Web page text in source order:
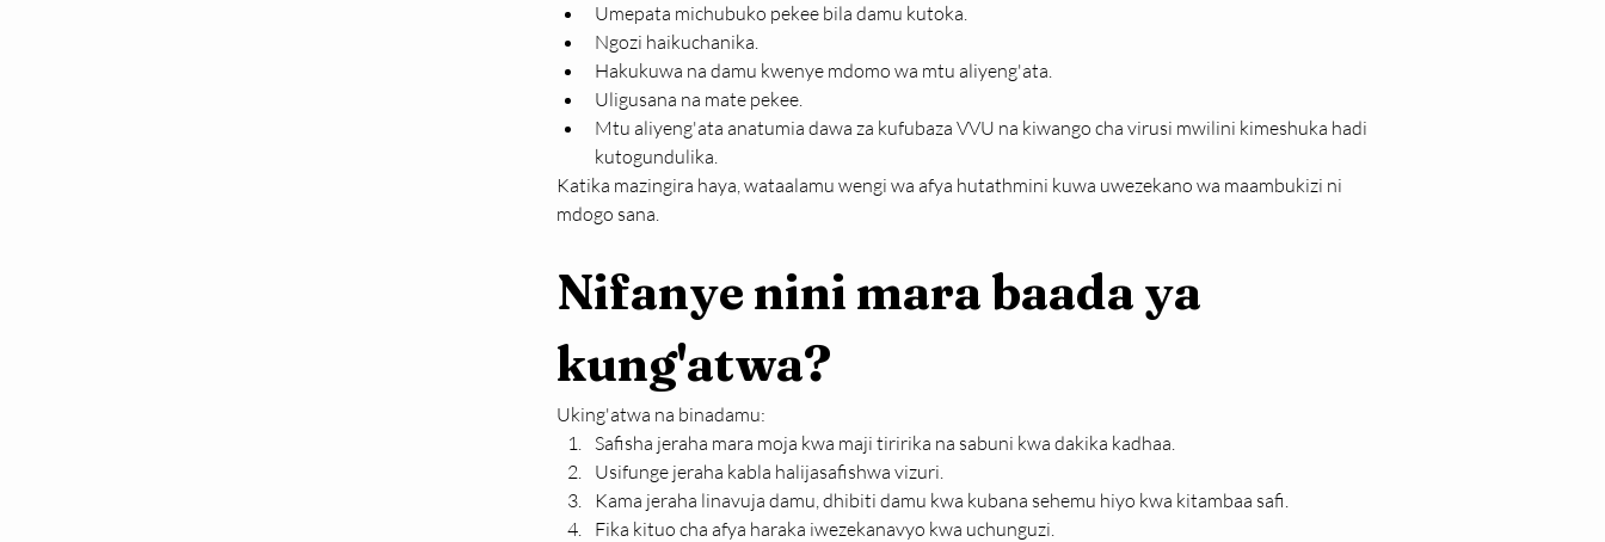
Umepata michubuko pekee bila damu kutoka.
Ngozi haikuchanika.
Hakukuwa na damu kwenye mdomo wa mtu aliyeng'ata.
Uligusana na mate pekee.
Mtu aliyeng'ata anatumia dawa za kufubaza VVU na kiwango cha virusi mwilini kimeshuka hadi
kutogundulika.
Katika mazingira haya, wataalamu wengi wa afya hutathmini kuwa uwezekano wa maambukizi ni
mdogo sana.
Nifanye nini mara baada ya
kung'atwa?
Uking'atwa na binadamu:
Safisha jeraha mara moja kwa maji tiririka na sabuni kwa dakika kadhaa.
Usifunge jeraha kabla halijasafishwa vizuri.
Kama jeraha linavuja damu, dhibiti damu kwa kubana sehemu hiyo kwa kitambaa safi.
Fika kituo cha afya haraka iwezekanavyo kwa uchunguzi.